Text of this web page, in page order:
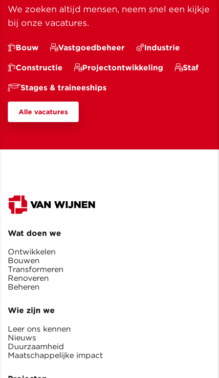
We zoeken altijd mensen, neem snel een kijkje
bij onze vacatures.
Bouw Vastgoedbeheer Industrie
Constructie Projectontwikkeling Staf
Stages & traineeships
Alle vacatures
Wat doen we
Ontwikkelen
Bouwen
Transformeren
Renoveren
Beheren
Wie zijn we
Leer ons kennen
Nieuws
Duurzaamheid
Maatschappelijke impact